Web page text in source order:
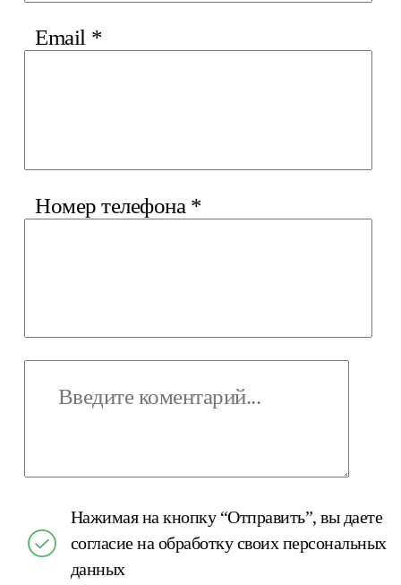
Email *
Номер телефона *
Нажимая на кнопку “Отправить”, вы даете
согласие на обработку своих персональных
данных